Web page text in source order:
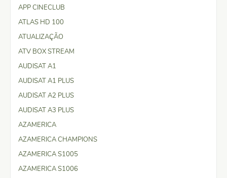
APP CINECLUB
ATLAS HD 100
ATUALIZAÇÃO
ATV BOX STREAM
AUDISAT A1
AUDISAT A1 PLUS
AUDISAT A2 PLUS
AUDISAT A3 PLUS
AZAMERICA
AZAMERICA CHAMPIONS
AZAMERICA S1005
AZAMERICA S1006